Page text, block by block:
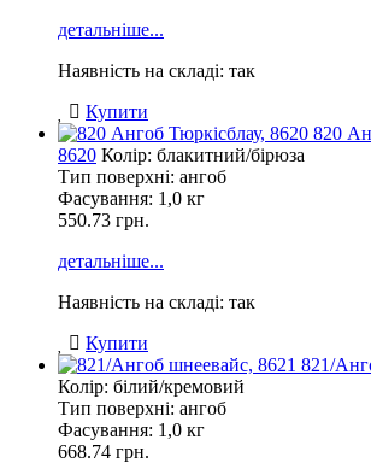
детальніше...
Наявність на складі: так
Купити
820
8620 Колір: блакитний/бірюза
Тип поверхні: ангоб
Фасування: 1,0 кг
550.73 грн.
детальніше...
Наявність на складі: так
Купити
821/
Колір: білий/кремовий
Тип поверхні: ангоб
Фасування: 1,0 кг
668.74 грн.